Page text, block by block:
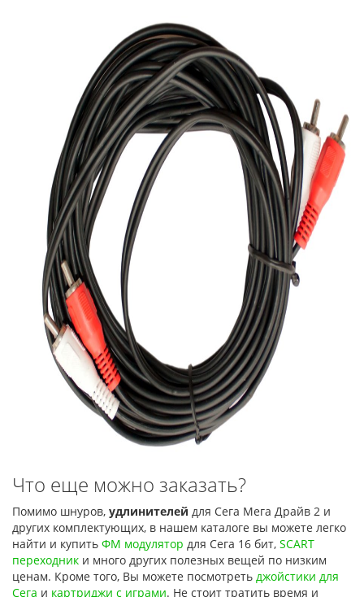
Что еще можно заказать?
Помимо шнуров, удлинителей для Сега Мега Драйв 2 и
других комплектующих, в нашем каталоге вы можете легко
найти и купить ФМ модулятор для Сега 16 бит, SCART
переходник и много других полезных вещей по низким
ценам. Кроме того, Вы можете посмотреть джойстики для
Сега и картриджи с играми. Не стоит тратить время и